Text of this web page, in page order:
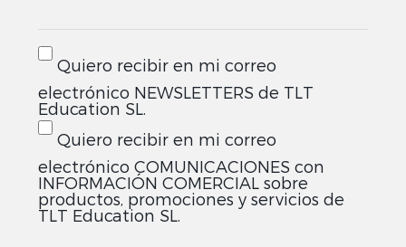
Quiero recibir en mi correo
electrónico NEWSLETTERS de TLT
Education SL.
Quiero recibir en mi correo
electrónico COMUNICACIONES con
INFORMACIÓN COMERCIAL sobre
productos, promociones y servicios de
TLT Education SL.